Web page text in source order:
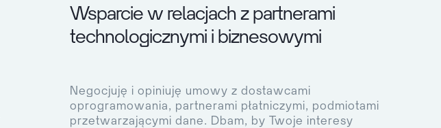
Wsparcie w relacjach z partnerami
technologicznymi i biznesowymi
Negocjuję i opiniuję umowy z dostawcami
oprogramowania, partnerami płatniczymi, podmiotami
przetwarzającymi dane. Dbam, by Twoje interesy